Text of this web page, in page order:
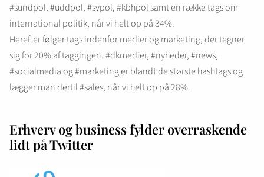
#sundpol, #uddpol, #svpol, #kbhpol samt en række tags om
international politik, når vi helt op på 34%.
Herefter følger tags indenfor medier og marketing, der tegner
sig for 20% af taggingen. #dkmedier, #nyheder, #news,
#socialmedia og #marketing er blandt de største hashtags og
lægger man dertil #sales, når vi helt op på 28%.
Erhverv og business fylder overraskende
lidt på Twitter